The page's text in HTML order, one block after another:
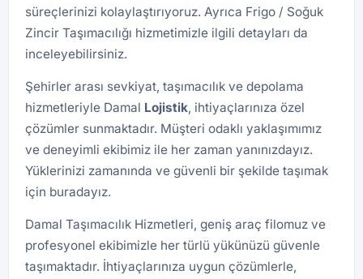
süreçlerinizi kolaylaştırıyoruz. Ayrıca Frigo / Soğuk
Zincir Taşımacılığı hizmetimizle ilgili detayları da
inceleyebilirsiniz.
Şehirler arası sevkiyat, taşımacılık ve depolama
hizmetleriyle Damal Lojistik, ihtiyaçlarınıza özel
çözümler sunmaktadır. Müşteri odaklı yaklaşımımız
ve deneyimli ekibimiz ile her zaman yanınızdayız.
Yüklerinizi zamanında ve güvenli bir şekilde taşımak
için buradayız.
Damal Taşımacılık Hizmetleri, geniş araç filomuz ve
profesyonel ekibimizle her türlü yükünüzü güvenle
taşımaktadır. İhtiyaçlarınıza uygun çözümlerle,